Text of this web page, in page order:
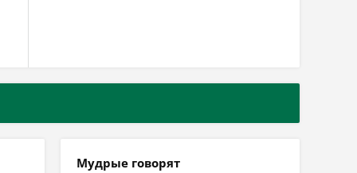
Мудрые говорят